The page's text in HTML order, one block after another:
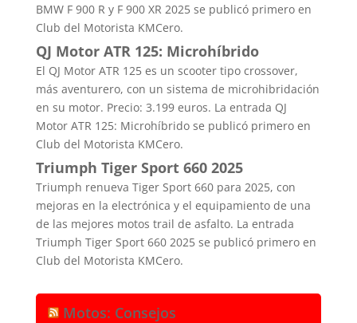
BMW F 900 R y F 900 XR 2025 se publicó primero en
Club del Motorista KMCero.
QJ Motor ATR 125: Microhíbrido
El QJ Motor ATR 125 es un scooter tipo crossover,
más aventurero, con un sistema de microhibridación
en su motor. Precio: 3.199 euros. La entrada QJ
Motor ATR 125: Microhíbrido se publicó primero en
Club del Motorista KMCero.
Triumph Tiger Sport 660 2025
Triumph renueva Tiger Sport 660 para 2025, con
mejoras en la electrónica y el equipamiento de una
de las mejores motos trail de asfalto. La entrada
Triumph Tiger Sport 660 2025 se publicó primero en
Club del Motorista KMCero.
Motos: Consejos